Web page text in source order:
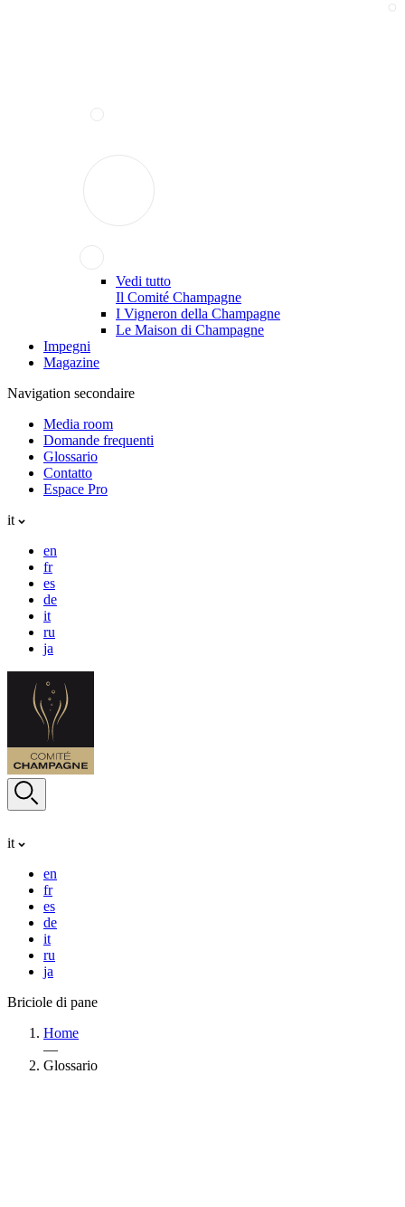
Vedi tutto
Il Comité Champagne
I Vigneron della Champagne
Le Maison di Champagne
Impegni
Magazine
Navigation secondaire
Media room
Domande frequenti
Glossario
Contatto
Espace Pro
it
en
fr
es
de
it
ru
ja
it
en
fr
es
de
it
ru
ja
Briciole di pane
Home
—
Glossario